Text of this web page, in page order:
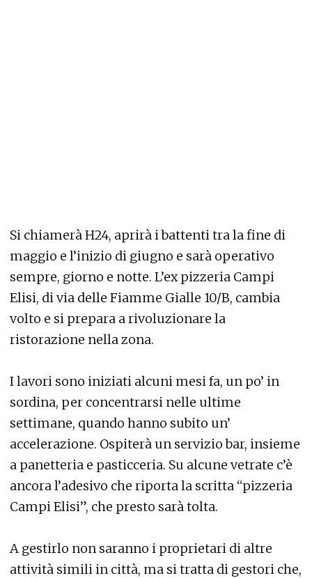
Si chiamerà H24, aprirà i battenti tra la fine di
maggio e l’inizio di giugno e sarà operativo
sempre, giorno e notte. L’ex pizzeria Campi
Elisi, di via delle Fiamme Gialle 10/B, cambia
volto e si prepara a rivoluzionare la
ristorazione nella zona.
I lavori sono iniziati alcuni mesi fa, un po’ in
sordina, per concentrarsi nelle ultime
settimane, quando hanno subito un’
accelerazione. Ospiterà un servizio bar, insieme
a panetteria e pasticceria. Su alcune vetrate c’è
ancora l’adesivo che riporta la scritta “pizzeria
Campi Elisi”, che presto sarà tolta.
A gestirlo non saranno i proprietari di altre
attività simili in città, ma si tratta di gestori che,